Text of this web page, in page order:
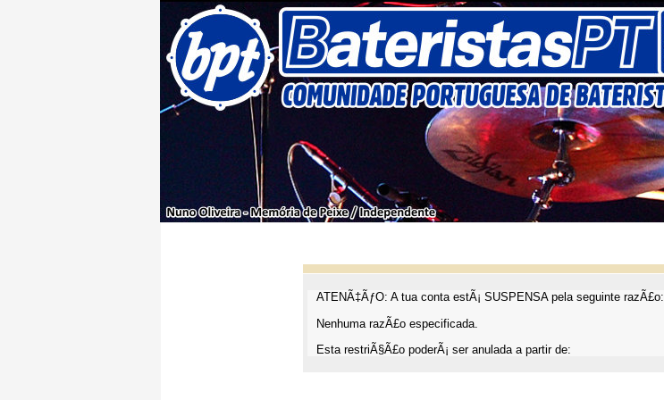
ATENÃ‡ÃƒO: A tua conta estÃ¡ SUSPENSA pela seguinte razÃ£o:
Nenhuma razÃ£o especificada.
Esta restriÃ§Ã£o poderÃ¡ ser anulada a partir de: